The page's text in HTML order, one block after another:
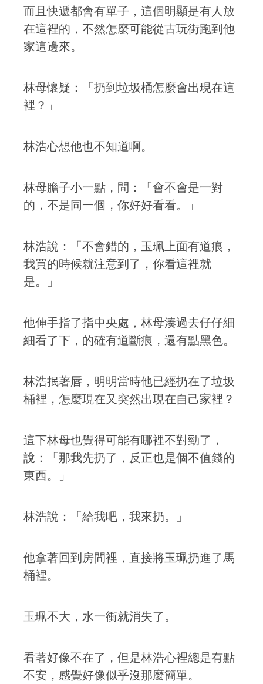
而且快遞都會有單子，這個明顯是有人放
在這裡的，不然怎麼可能從古玩街跑到他
家這邊來。
林母懷疑：「扔到垃圾桶怎麼會出現在這
裡？」
林浩心想他也不知道啊。
林母膽子小一點，問：「會不會是一對
的，不是同一個，你好好看看。」
林浩說：「不會錯的，玉珮上面有道痕，
我買的時候就注意到了，你看這裡就
是。」
他伸手指了指中央處，林母湊過去仔仔細
細看了下，的確有道斷痕，還有點黑色。
林浩抿著唇，明明當時他已經扔在了垃圾
桶裡，怎麼現在又突然出現在自己家裡？
這下林母也覺得可能有哪裡不對勁了，
說：「那我先扔了，反正也是個不值錢的
東西。」
林浩說：「給我吧，我來扔。」
他拿著回到房間裡，直接將玉珮扔進了馬
桶裡。
玉珮不大，水一衝就消失了。
看著好像不在了，但是林浩心裡總是有點
不安，感覺好像似乎沒那麼簡單。